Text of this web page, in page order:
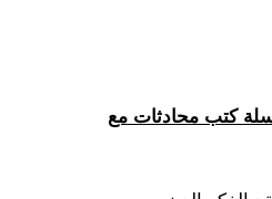
كتب محادثات مع